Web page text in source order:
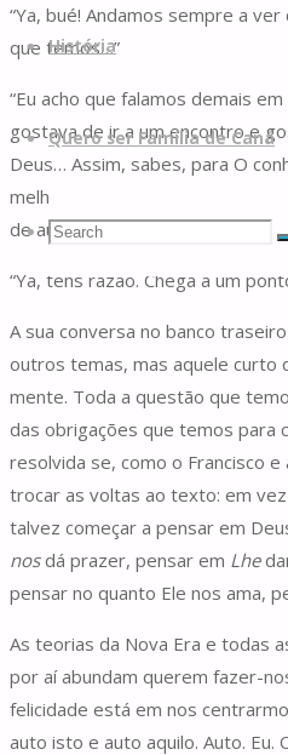
História
Quero ser Família de Caná
Search
Search
“Ya, bué! Andamos sempre a
que temos…”
“Eu acho que falamos demais
gostava de ir a um encontro e
Deus… Assim, sabes, para O
melhor as coisas de Deus. E nos
de auto-conhecimento.”
“Ya, tens razão. Chega a um
A sua conversa no banco
outros temas, mas aquele curto
mente. Toda a questão que
das obrigações que temos para
resolvida se, como o Francisco e
trocar as voltas ao texto: em
talvez começar a pensar em
nosdá prazer, pensar em Lhe
pensar no quanto Ele nos ama,
As teorias da Nova Era e todas
por aí abundam querem fazer-
felicidade está em nos
auto isto e auto aquilo. Auto. Eu.